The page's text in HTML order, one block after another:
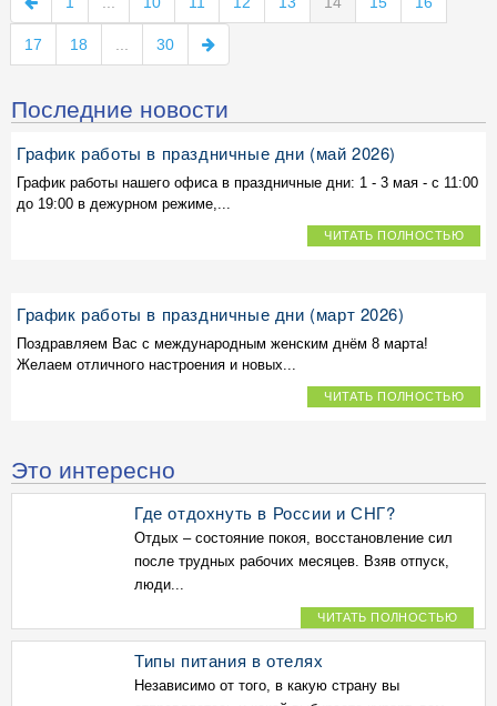
17 18 30
Последние новости
График работы в праздничные дни (май 2026)
График работы нашего офиса в праздничные дни: 1 - 3 мая - с 11:00
до 19:00 в дежурном режиме,...
ЧИТАТЬ ПОЛНОСТЬЮ
График работы в праздничные дни (март 2026)
Поздравляем Вас с международным женским днём 8 марта!
Желаем отличного настроения и новых...
ЧИТАТЬ ПОЛНОСТЬЮ
Это интересно
Где отдохнуть в России и СНГ?
Отдых – состояние покоя, восстановление сил
после трудных рабочих месяцев. Взяв отпуск,
люди...
ЧИТАТЬ ПОЛНОСТЬЮ
Типы питания в отелях
Независимо от того, в какую страну вы